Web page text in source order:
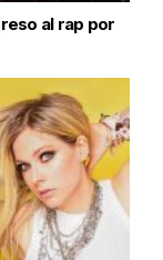
al rap por